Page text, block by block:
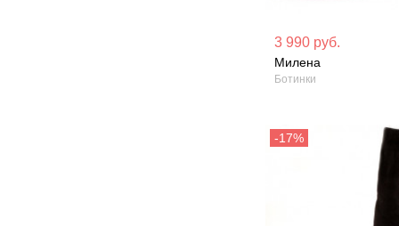
3 990 руб.
Милена
Ботинки
Материал
кожа
Сезон: